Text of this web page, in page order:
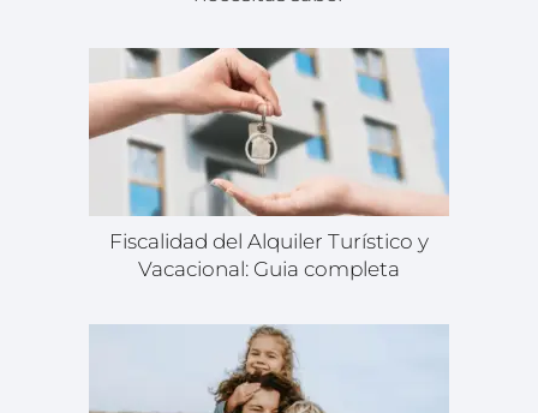
Fiscalidad del Alquiler Turístico y
Vacacional: Guia completa